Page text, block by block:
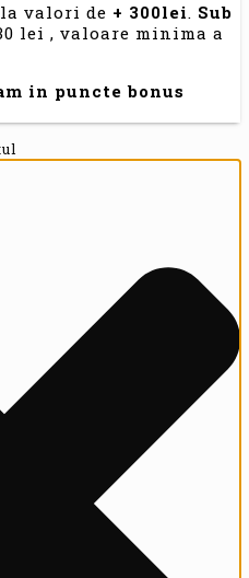
valori de + 300lei. Sub
lei , valoare minima a
in puncte bonus